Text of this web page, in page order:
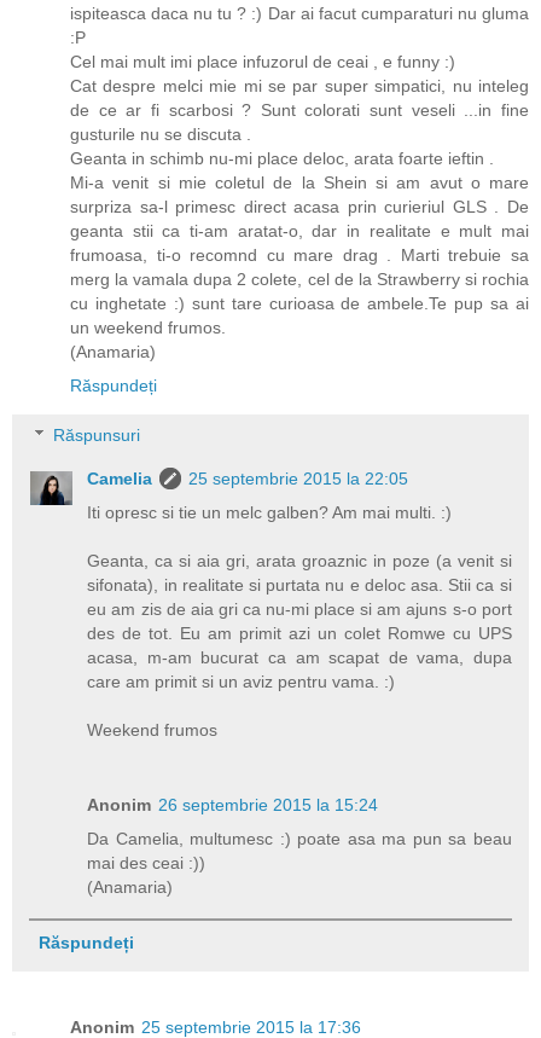
ispiteasca daca nu tu ? :) Dar ai facut cumparaturi nu gluma
:P
Cel mai mult imi place infuzorul de ceai , e funny :)
Cat despre melci mie mi se par super simpatici, nu inteleg
de ce ar fi scarbosi ? Sunt colorati sunt veseli ...in fine
gusturile nu se discuta .
Geanta in schimb nu-mi place deloc, arata foarte ieftin .
Mi-a venit si mie coletul de la Shein si am avut o mare
surpriza sa-l primesc direct acasa prin curieriul GLS . De
geanta stii ca ti-am aratat-o, dar in realitate e mult mai
frumoasa, ti-o recomnd cu mare drag . Marti trebuie sa
merg la vamala dupa 2 colete, cel de la Strawberry si rochia
cu inghetate :) sunt tare curioasa de ambele.Te pup sa ai
un weekend frumos.
(Anamaria)
Răspundeți
Răspunsuri
Camelia
25 septembrie 2015 la 22:05
Iti opresc si tie un melc galben? Am mai multi. :)
Geanta, ca si aia gri, arata groaznic in poze (a venit si
sifonata), in realitate si purtata nu e deloc asa. Stii ca si
eu am zis de aia gri ca nu-mi place si am ajuns s-o port
des de tot. Eu am primit azi un colet Romwe cu UPS
acasa, m-am bucurat ca am scapat de vama, dupa
care am primit si un aviz pentru vama. :)
Weekend frumos
Anonim 26 septembrie 2015 la 15:24
Da Camelia, multumesc :) poate asa ma pun sa beau
mai des ceai :))
(Anamaria)
Răspundeți
Anonim 25 septembrie 2015 la 17:36